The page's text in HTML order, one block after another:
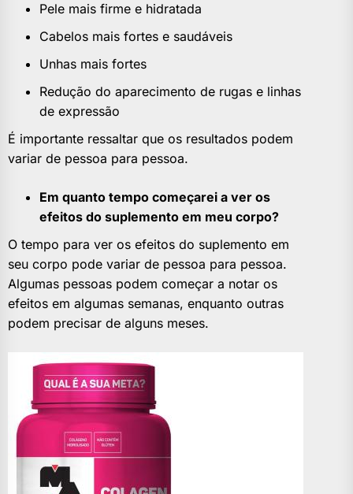
Pele mais firme e hidratada
Cabelos mais fortes e saudáveis
Unhas mais fortes
Redução do aparecimento de rugas e linhas
de expressão
É importante ressaltar que os resultados podem
variar de pessoa para pessoa.
Em quanto tempo começarei a ver os
efeitos do suplemento em meu corpo?
O tempo para ver os efeitos do suplemento em
seu corpo pode variar de pessoa para pessoa.
Algumas pessoas podem começar a notar os
efeitos em algumas semanas, enquanto outras
podem precisar de alguns meses.